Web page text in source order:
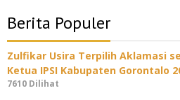
Berita Populer
Zulfikar Usira Terpilih Aklamasi
Ketua IPSI Kabupaten Gorontalo
7610 Dilihat